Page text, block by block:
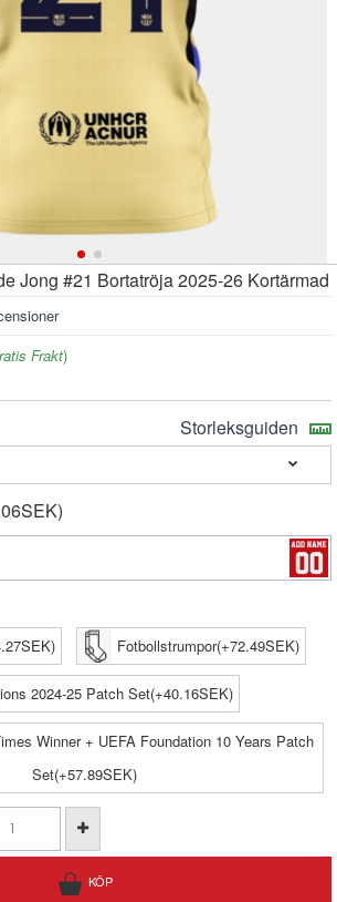
Jong #21 Bortatröja 2025-26 Kortärmad
Frakt)
Storleksguiden
Fotbollstrumpor(+72.49SEK)
2024-25 Patch Set(+40.16SEK)
Winner + UEFA Foundation 10 Years Patch
Set(+57.89SEK)